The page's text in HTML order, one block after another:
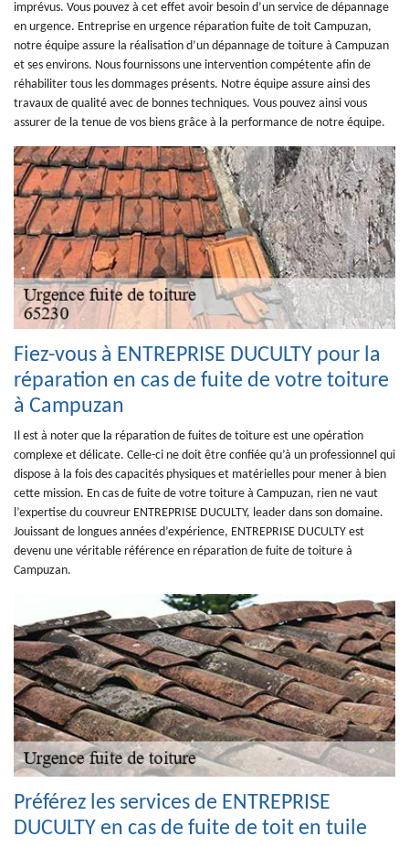
imprévus. Vous pouvez à cet effet avoir besoin d’un service de dépannage
en urgence. Entreprise en urgence réparation fuite de toit Campuzan,
notre équipe assure la réalisation d’un dépannage de toiture à Campuzan
et ses environs. Nous fournissons une intervention compétente afin de
réhabiliter tous les dommages présents. Notre équipe assure ainsi des
travaux de qualité avec de bonnes techniques. Vous pouvez ainsi vous
assurer de la tenue de vos biens grâce à la performance de notre équipe.
Fiez-vous à ENTREPRISE DUCULTY pour la
réparation en cas de fuite de votre toiture
à Campuzan
Il est à noter que la réparation de fuites de toiture est une opération
complexe et délicate. Celle-ci ne doit être confiée qu’à un professionnel qui
dispose à la fois des capacités physiques et matérielles pour mener à bien
cette mission. En cas de fuite de votre toiture à Campuzan, rien ne vaut
l’expertise du couvreur ENTREPRISE DUCULTY, leader dans son domaine.
Jouissant de longues années d’expérience, ENTREPRISE DUCULTY est
devenu une véritable référence en réparation de fuite de toiture à
Campuzan.
Préférez les services de ENTREPRISE
DUCULTY en cas de fuite de toit en tuile